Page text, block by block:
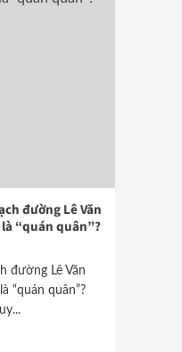
đường Lê Văn
“quán quân”?
đường Lê Văn
“quán quân”?